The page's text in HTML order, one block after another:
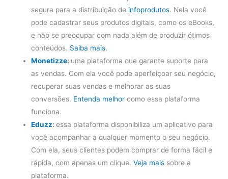
segura para a distribuição de infoprodutos. Nela você
pode cadastrar seus produtos digitais, como os eBooks,
e não se preocupar com nada além de produzir ótimos
conteúdos. Saiba mais.
Monetizze: uma plataforma que garante suporte para
as vendas. Com ela você pode aperfeiçoar seu negócio,
recuperar suas vendas e melhorar as suas
conversões. Entenda melhor como essa plataforma
funciona.
Eduzz:essa plataforma disponibiliza um aplicativo para
você acompanhar a qualquer momento o seu negócio.
Com ela, seus clientes podem comprar de forma fácil e
rápida, com apenas um clique.Veja mais sobre a
plataforma.